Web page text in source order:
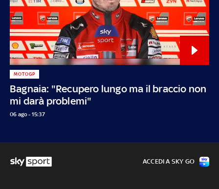
Bagnaia: "Recupero lungo ma il braccio non
mi darà problemi"
MOTOGP
06 ago - 15:37
ACCEDI A SKY GO